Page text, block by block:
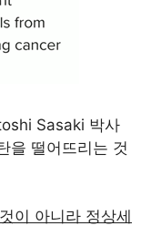
Sasaki 박사
을 떨어뜨리는 것
이 아니라 정상세